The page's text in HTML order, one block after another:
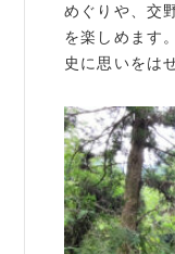
めぐりや、交
を楽しめます
史に思いをは